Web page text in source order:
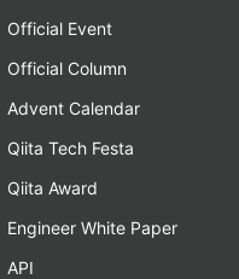
Official Event
Official Column
Advent Calendar
Qiita Tech Festa
Qiita Award
Engineer White Paper
API